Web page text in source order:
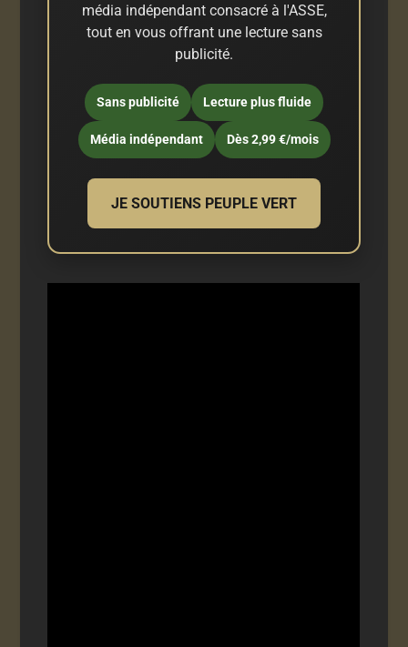
média indépendant consacré à l'ASSE,
tout en vous offrant une lecture sans
publicité.
Sans publicité Lecture plus fluide
Média indépendant Dès 2,99 €/mois
JE SOUTIENS PEUPLE VERT